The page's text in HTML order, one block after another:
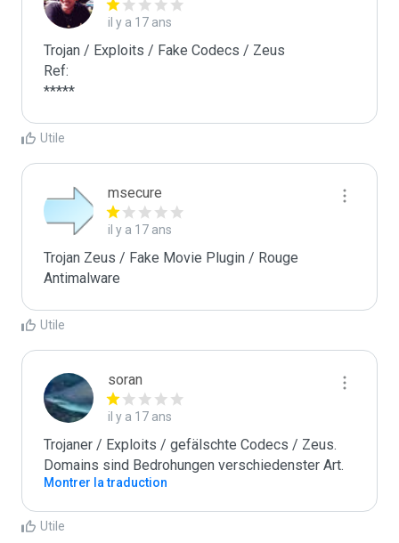
il y a 17 ans
Trojan / Exploits / Fake Codecs / Zeus
Ref:
*****
Utile
msecure
il y a 17 ans
Trojan Zeus / Fake Movie Plugin / Rouge
Antimalware
Utile
soran
il y a 17 ans
Trojaner / Exploits / gefälschte Codecs / Zeus.
Domains sind Bedrohungen verschiedenster Art.
Montrer la traduction
Utile